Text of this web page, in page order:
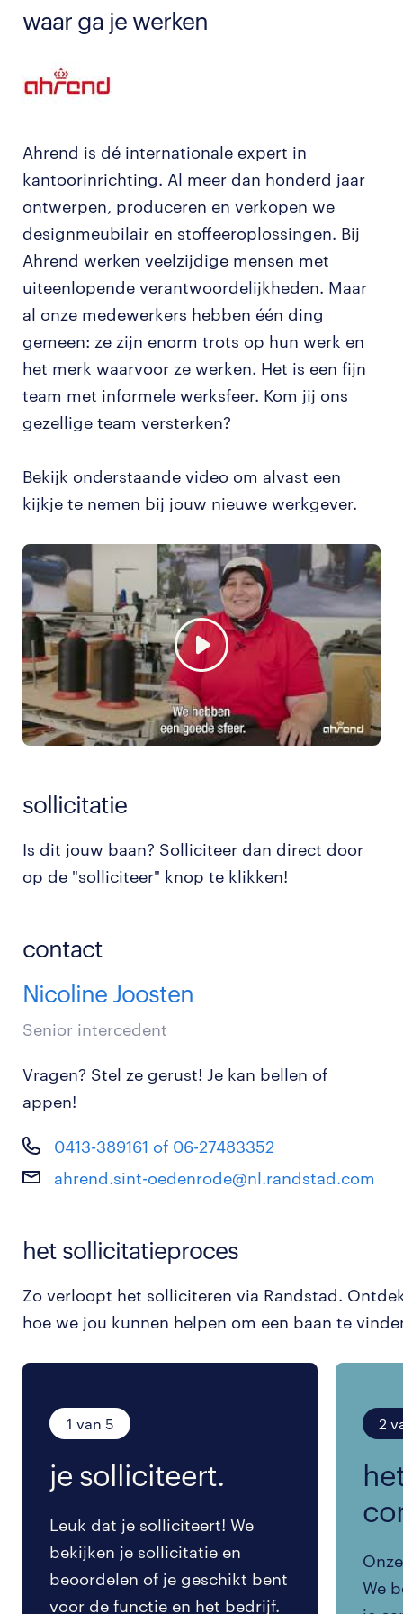
waar ga je werken
Ahrend is dé internationale expert in
kantoorinrichting. Al meer dan honderd jaar
ontwerpen, produceren en verkopen we
designmeubilair en stoffeeroplossingen. Bij
Ahrend werken veelzijdige mensen met
uiteenlopende verantwoordelijkheden. Maar
al onze medewerkers hebben één ding
gemeen: ze zijn enorm trots op hun werk en
het merk waarvoor ze werken. Het is een fijn
team met informele werksfeer. Kom jij ons
gezellige team versterken?
Bekijk onderstaande video om alvast een
kijkje te nemen bij jouw nieuwe werkgever.
sollicitatie
Is dit jouw baan? Solliciteer dan direct door
op de "solliciteer" knop te klikken!
contact
Nicoline Joosten
Senior intercedent
Vragen? Stel ze gerust! Je kan bellen of
appen!
0413-389161 of 06-27483352
ahrend.sint-oedenrode@nl.randstad.com
het sollicitatieproces
Zo verloopt het solliciteren via Randstad.
hoe we jou kunnen helpen om een baan te
1 van 5
je solliciteert.
Leuk dat je solliciteert! We
bekijken je sollicitatie en
beoordelen of je geschikt bent
voor de functie en het bedrijf.
2
We